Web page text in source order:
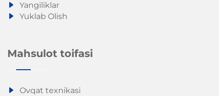
Yangiliklar
Yuklab Olish
Mahsulot toifasi
Ovqat texnikasi